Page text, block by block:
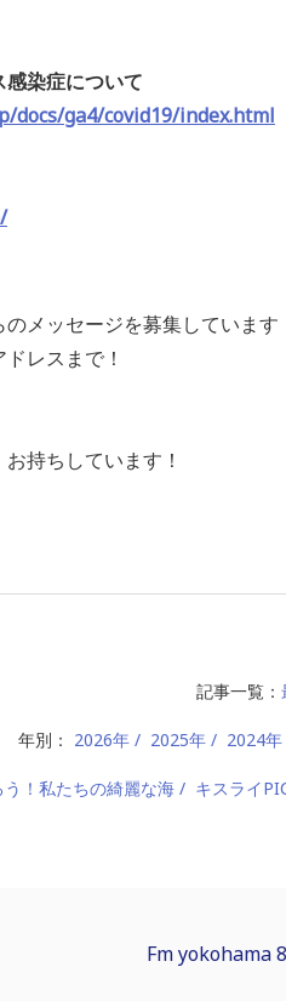
染症について
docs/ga4/covid19/index.html
メッセージを募集しています
レスまで！
持ちしています！
記事一覧：
年別： 2026年 2025年 2024年
う！私たちの綺麗な海 キスライ
Fm yokohama